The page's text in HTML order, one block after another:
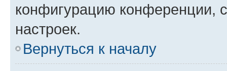
конфигурацию конференции,
настроек.
Вернуться к началу